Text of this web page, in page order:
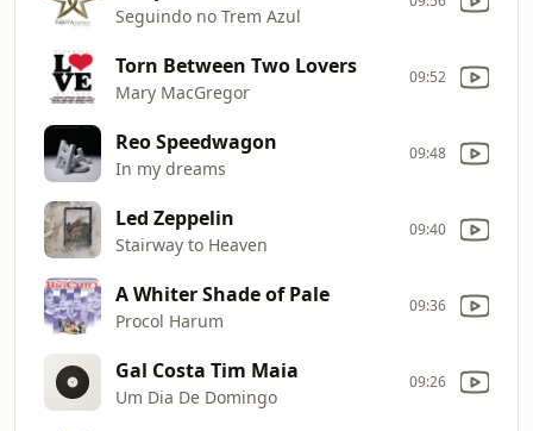
Seguindo no Trem Azul
Torn Between Two Lovers
Mary MacGregor
09:52
Reo Speedwagon
In my dreams
09:48
Led Zeppelin
Stairway to Heaven
09:40
A Whiter Shade of Pale
Procol Harum
09:36
Gal Costa Tim Maia
Um Dia De Domingo
09:26